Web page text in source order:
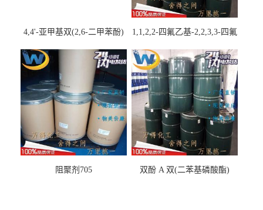
4,4'-亚甲基双(2,6-二甲苯酚)
1,1,2,2-四氟乙基-2,2,3,3-四氟
阻聚剂705 双酚 A 双(二苯基磷酸酯)